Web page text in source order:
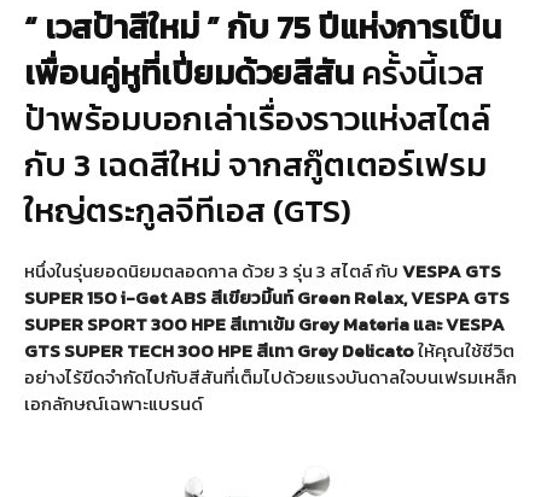
“ เวสป้าสีใหม่ ” กับ 75 ปีแห่งการเป็น
เพื่อนคู่หูที่เปี่ยมด้วยสีสันครั้งนี้เวส
ป้าพร้อมบอกเล่าเรื่องราวแห่งสไตล์
กับ 3 เฉดสีใหม่ จากสกู๊ตเตอร์เฟรม
ใหญ่ตระกูลจีทีเอส (GTS)
หนึ่งในรุ่นยอดนิยมตลอดกาล ด้วย 3 รุ่น 3 สไตล์ กับVESPAGTS
SUPER 150 i-Get ABS สีเขียวมิ้นท์ Green Relax, VESPA GTS
SUPER SPORT 300 HPE สีเทาเข้ม Grey Materia และ VESPA
GTS SUPER TECH 300 HPE สีเทา Grey Delicatoให้คุณใช้ชีวิต
อย่างไร้ขีดจำกัดไปกับสีสันที่เต็มไปด้วยแรงบันดาลใจบนเฟรมเหล็ก
เอกลักษณ์เฉพาะแบรนด์